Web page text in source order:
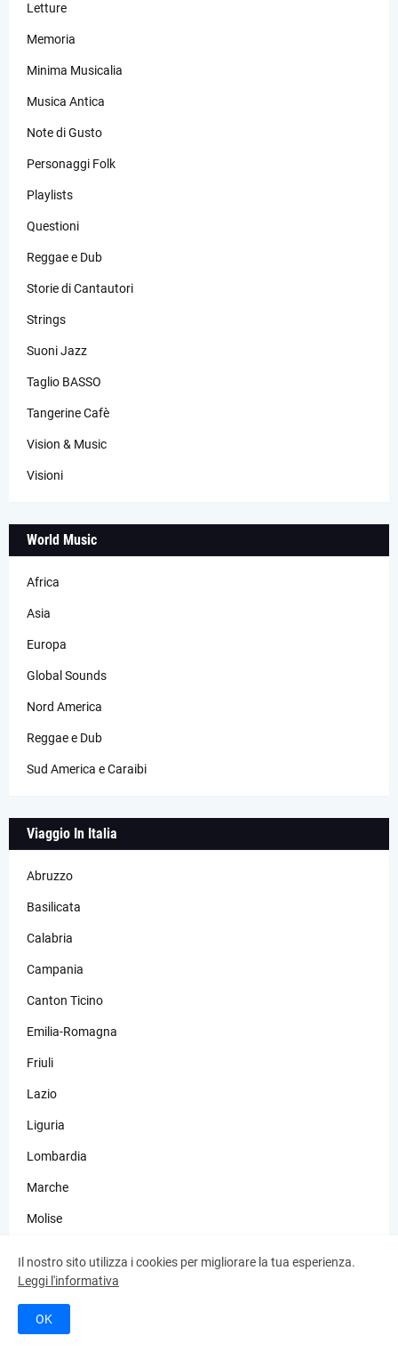
Letture
Memoria
Minima Musicalia
Musica Antica
Note di Gusto
Personaggi Folk
Playlists
Questioni
Reggae e Dub
Storie di Cantautori
Strings
Suoni Jazz
Taglio BASSO
Tangerine Cafè
Vision & Music
Visioni
World Music
Africa
Asia
Europa
Global Sounds
Nord America
Reggae e Dub
Sud America e Caraibi
Viaggio In Italia
Abruzzo
Basilicata
Calabria
Campania
Canton Ticino
Emilia-Romagna
Friuli
Lazio
Liguria
Lombardia
Marche
Molise
Piemonte
Puglia
Il nostro sito utilizza i cookies per migliorare la tua esperienza.
Leggi l'informativa
OK